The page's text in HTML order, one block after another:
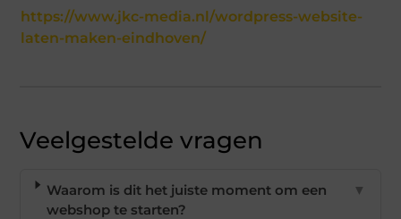
https://www.jkc-media.nl/wordpress-website-
laten-maken-eindhoven/
Veelgestelde vragen
Waarom is dit het juiste moment om een
webshop te starten?
▼